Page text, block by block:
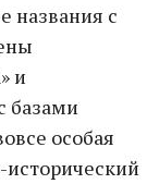
названия с
и
базами
особая
исторический